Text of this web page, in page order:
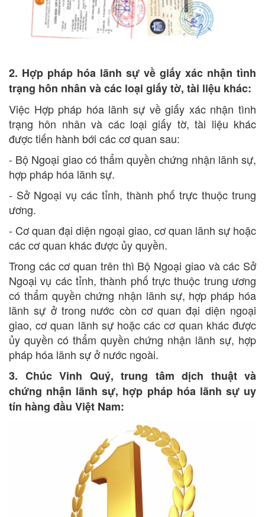
2. Hợp pháp hóa lãnh sự về giấy xác nhận tình
trạng hôn nhân và các loại giấy tờ, tài liệu khác:
Việc Hợp pháp hóa lãnh sự về giấy xác nhận tình
trạng hôn nhân và các loại giấy tờ, tài liệu khác
được tiến hành bới các cơ quan sau:
- Bộ Ngoại giao có thẩm quyền chứng nhận lãnh sự,
hợp pháp hóa lãnh sự.
- Sở Ngoại vụ các tỉnh, thành phố trực thuộc trung
ương.
- Cơ quan đại diện ngoại giao, cơ quan lãnh sự hoặc
các cơ quan khác được ủy quyền.
Trong các cơ quan trên thì Bộ Ngoại giao và các Sở
Ngoại vụ các tỉnh, thành phố trực thuộc trung ương
có thẩm quyền chứng nhận lãnh sự, hợp pháp hóa
lãnh sự ở trong nước còn cơ quan đại diện ngoại
giao, cơ quan lãnh sự hoặc các cơ quan khác được
ủy quyền có thẩm quyền chứng nhận lãnh sự, hợp
pháp hóa lãnh sự ở nước ngoài.
3. Chúc Vinh Quý, trung tâm dịch thuật và
chứng nhận lãnh sự, hợp pháp hóa lãnh sự uy
tín hàng đầu Việt Nam: